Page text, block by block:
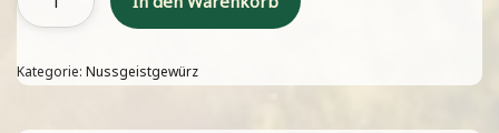
Kategorie: Nussgeistgewürz